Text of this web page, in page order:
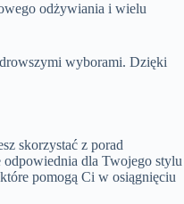
odżywiania i wielu
wyborami. Dzięki
skorzystać z porad
dla Twojego stylu
pomogą Ci w osiągnięciu